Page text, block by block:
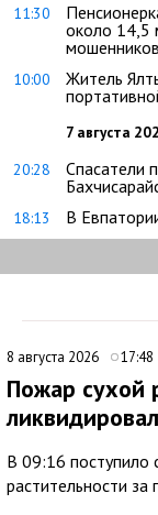
11:30
около 14,5
мошенников
10:00
Житель
7 августа
20:28
Спасатели
18:13 В
8 августа 2026 17:48
Пожар сухой
В 09:16 поступило
растительности